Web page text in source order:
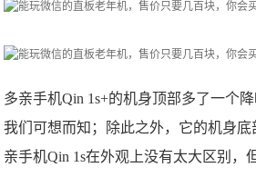
多亲手机Qin 1s+的机身顶部多了一个
我们可想而知；除此之外，它的机身
亲手机Qin 1s在外观上没有太大区别，